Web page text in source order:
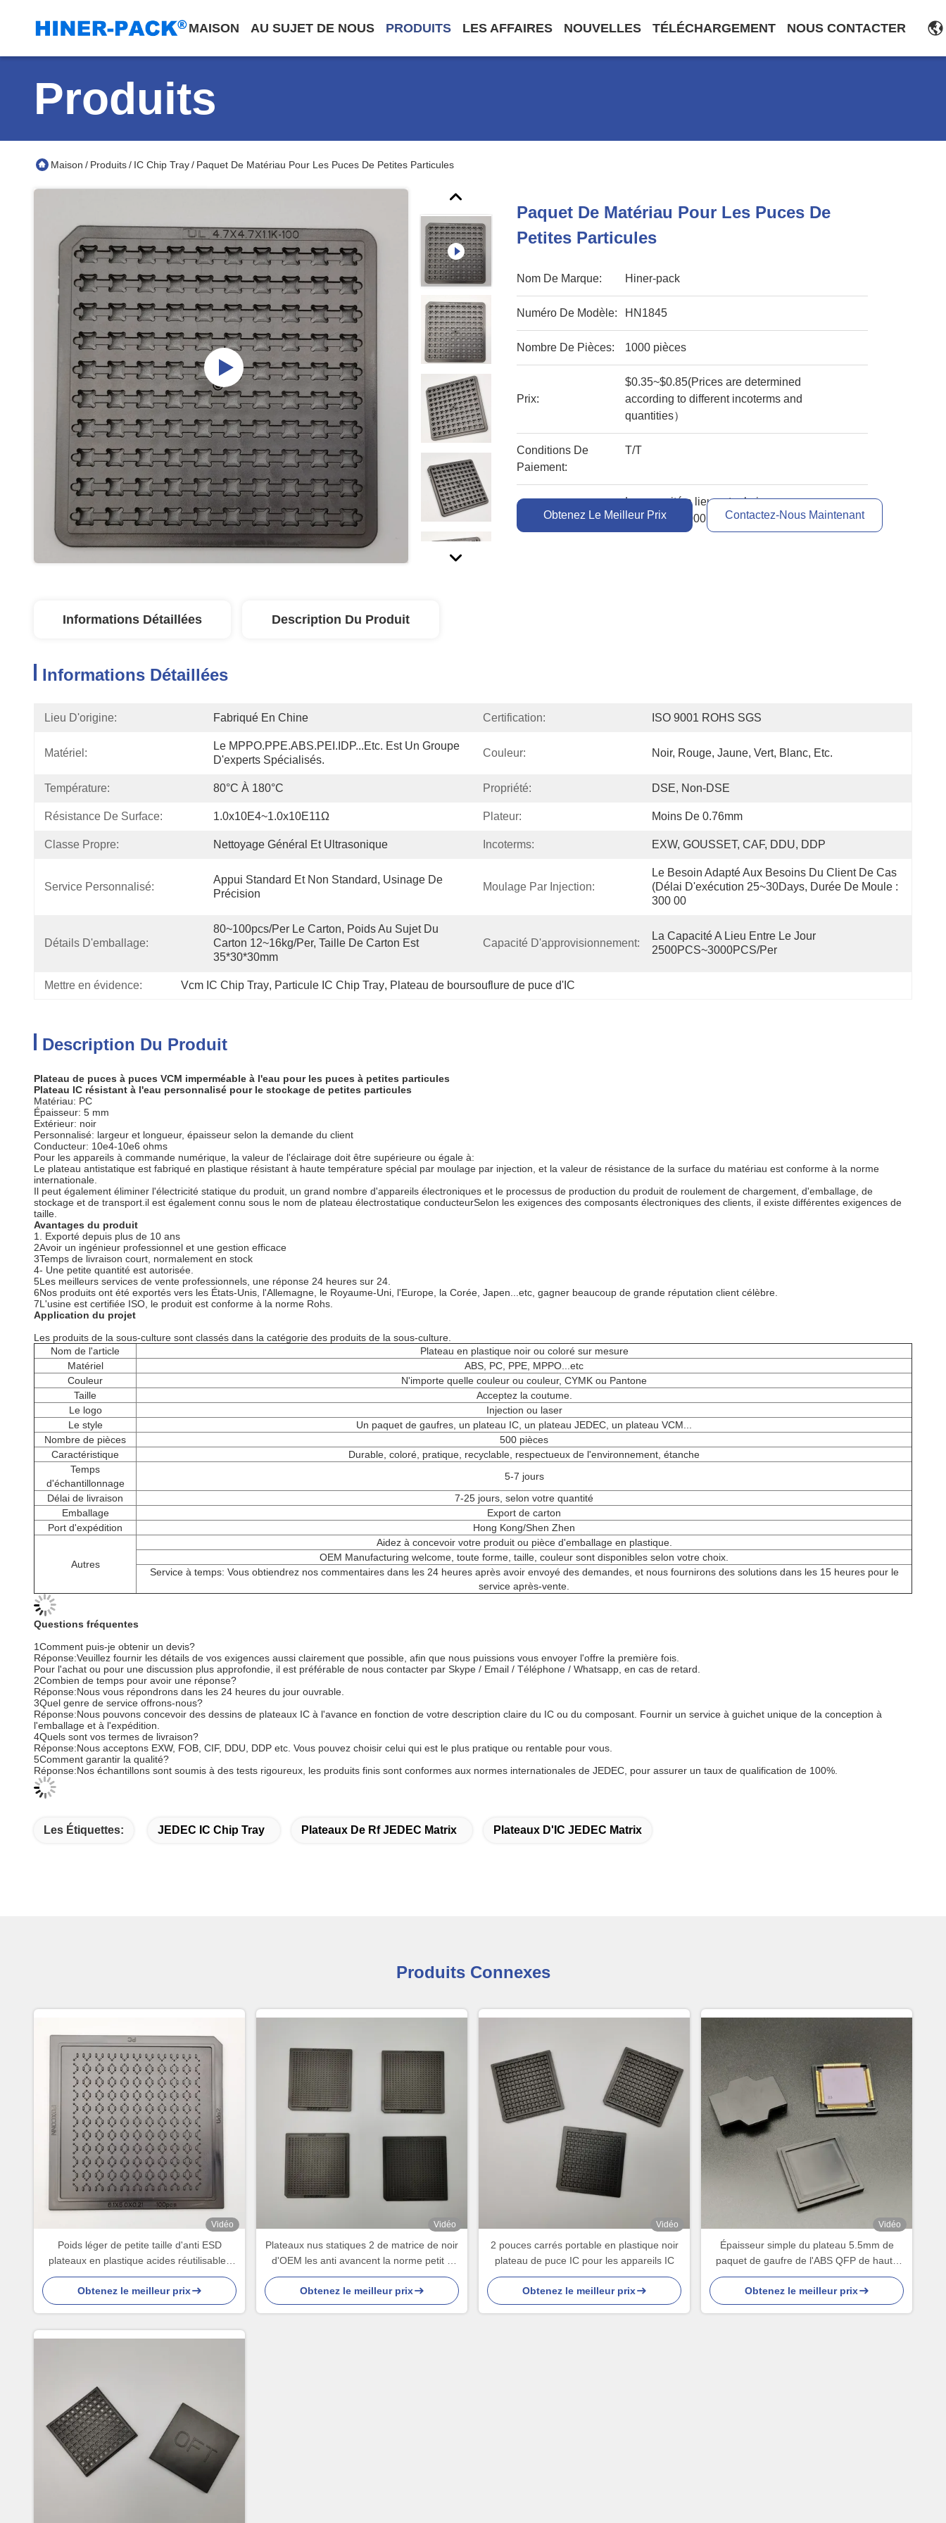
MAISON AU SUJET DE NOUS PRODUITS LES AFFAIRES NOUVELLES TÉLÉCHARGEMENT NOUS CONTACTER
Produits
Maison / Produits/ IC Chip Tray/ Paquet De Matériau Pour Les Puces De Petites Particules
Paquet De Matériau Pour Les Puces De
Petites Particules
Nom De Marque: Hiner-pack
Numéro De Modèle: HN1845
Nombre De Pièces: 1000 pièces
Prix:
$0.35~$0.85(Prices are determined
according to different incoterms and
quantities）
Conditions De
Paiement:
T/T
Capacité À Fournir:
La capacité a lieu entre le jour
2500PCS~3000PCS/per
Obtenez Le Meilleur Prix Contactez-Nous Maintenant
Informations Détaillées Description Du Produit
Informations Détaillées
Lieu D'origine: Fabriqué En Chine Certification: ISO 9001 ROHS SGS
Matériel:
Le MPPO.PPE.ABS.PEI.IDP...etc. Est Un Groupe
D'experts Spécialisés.
Couleur: Noir, Rouge, Jaune, Vert, Blanc, Etc.
Température: 80°C À 180°C Propriété: DSE, Non-DSE
Résistance De Surface: 1.0x10E4~1.0x10E11Ω Plateur: Moins De 0.76mm
Classe Propre: Nettoyage Général Et Ultrasonique Incoterms: EXW, GOUSSET, CAF, DDU, DDP
Service Personnalisé:
Appui Standard Et Non Standard, Usinage De
Précision
Moulage Par Injection:
Le Besoin Adapté Aux Besoins Du Client De Cas
(délai D'exécution 25~30Days, Durée De Moule :
300 00
Détails D'emballage:
80~100pcs/per Le Carton, Poids Au Sujet Du
Carton 12~16kg/per, Taille De Carton Est
35*30*30mm
Capacité D'approvisionnement:
La Capacité A Lieu Entre Le Jour
2500PCS~3000PCS/per
Mettre en évidence: Vcm IC Chip Tray, Particule IC Chip Tray, Plateau de boursouflure de puce d'IC
Description Du Produit
Plateau de puces à puces VCM imperméable à l'eau pour les puces à petites particules
Plateau IC résistant à l'eau personnalisé pour le stockage de petites particules
Matériau: PC
Épaisseur: 5 mm
Extérieur: noir
Personnalisé: largeur et longueur, épaisseur selon la demande du client
Conducteur: 10e4-10e6 ohms
Pour les appareils à commande numérique, la valeur de l'éclairage doit être supérieure ou égale à:
Le plateau antistatique est fabriqué en plastique résistant à haute température spécial par moulage par injection, et la valeur de résistance de la surface du matériau est conforme à la norme
internationale.
Il peut également éliminer l'électricité statique du produit, un grand nombre d'appareils électroniques et le processus de production du produit de roulement de chargement, d'emballage, de
stockage et de transport.il est également connu sous le nom de plateau électrostatique conducteurSelon les exigences des composants électroniques des clients, il existe différentes exigences de
taille.
Avantages du produit
1. Exporté depuis plus de 10 ans
2Avoir un ingénieur professionnel et une gestion efficace
3Temps de livraison court, normalement en stock
4- Une petite quantité est autorisée.
5Les meilleurs services de vente professionnels, une réponse 24 heures sur 24.
6Nos produits ont été exportés vers les États-Unis, l'Allemagne, le Royaume-Uni, l'Europe, la Corée, Japen...etc, gagner beaucoup de grande réputation client célèbre.
7L'usine est certifiée ISO, le produit est conforme à la norme Rohs.
Application du projet
Les produits de la sous-culture sont classés dans la catégorie des produits de la sous-culture.
Nom de l'article
Plateau en plastique noir ou coloré sur mesure
Matériel
ABS, PC, PPE, MPPO...etc
Couleur
N'importe quelle couleur ou couleur, CYMK ou Pantone
Taille
Acceptez la coutume.
Le logo
Injection ou laser
Le style
Un paquet de gaufres, un plateau IC, un plateau JEDEC, un plateau VCM...
Nombre de pièces
500 pièces
Caractéristique
Durable, coloré, pratique, recyclable, respectueux de l'environnement, étanche
Temps
d'échantillonnage
5-7 jours
Délai de livraison
7-25 jours, selon votre quantité
Emballage
Export de carton
Port d'expédition
Hong Kong/Shen Zhen
Autres
Aidez à concevoir votre produit ou pièce d'emballage en plastique.
OEM Manufacturing welcome, toute forme, taille, couleur sont disponibles selon votre choix.
Service à temps: Vous obtiendrez nos commentaires dans les 24 heures après avoir envoyé des demandes, et nous fournirons des solutions dans les 15 heures pour le
service après-vente.
Questions fréquentes
1Comment puis-je obtenir un devis?
Réponse:Veuillez fournir les détails de vos exigences aussi clairement que possible, afin que nous puissions vous envoyer l'offre la première fois.
Pour l'achat ou pour une discussion plus approfondie, il est préférable de nous contacter par Skype / Email / Téléphone / Whatsapp, en cas de retard.
2Combien de temps pour avoir une réponse?
Réponse:Nous vous répondrons dans les 24 heures du jour ouvrable.
3Quel genre de service offrons-nous?
Réponse:Nous pouvons concevoir des dessins de plateaux IC à l'avance en fonction de votre description claire du IC ou du composant. Fournir un service à guichet unique de la conception à
l'emballage et à l'expédition.
4Quels sont vos termes de livraison?
Réponse:Nous acceptons EXW, FOB, CIF, DDU, DDP etc. Vous pouvez choisir celui qui est le plus pratique ou rentable pour vous.
5Comment garantir la qualité?
Réponse:Nos échantillons sont soumis à des tests rigoureux, les produits finis sont conformes aux normes internationales de JEDEC, pour assurer un taux de qualification de 100%.
Les Étiquettes: JEDEC IC Chip Tray Plateaux De Rf JEDEC Matrix Plateaux D'IC JEDEC Matrix
Produits Connexes
Vidéo
Poids léger de petite taille d'anti ESD
plateaux en plastique acides réutilisables
d'OEM
Obtenez le meilleur prix
Vidéo
Plateaux nus statiques 2 de matrice de noir
d'OEM les anti avancent la norme petit à
petit non toxique de RoHS
Obtenez le meilleur prix
Vidéo
2 pouces carrés portable en plastique noir
plateau de puce IC pour les appareils IC
Obtenez le meilleur prix
Vidéo
Épaisseur simple du plateau 5.5mm de
paquet de gaufre de l'ABS QFP de haute
qualité
Obtenez le meilleur prix